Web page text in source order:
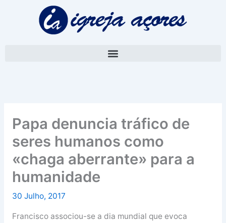
Papa denuncia tráfico de
seres humanos como
«chaga aberrante» para a
humanidade
30 Julho, 2017
Francisco associou-se a dia mundial que evoca